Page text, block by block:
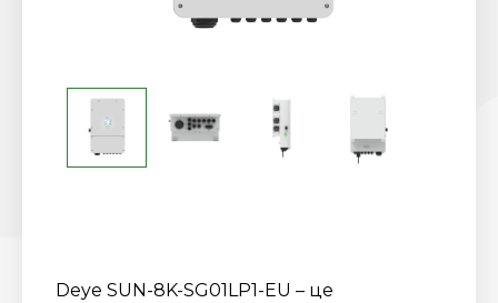
Deye SUN-8K-SG01LP1-EU – це